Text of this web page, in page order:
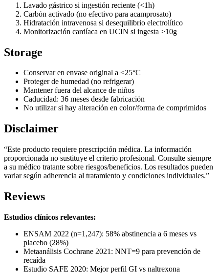
Lavado gástrico si ingestión reciente (<1h)
Carbón activado (no efectivo para acamprosato)
Hidratación intravenosa si desequilibrio electrolítico
Monitorización cardíaca en UCIN si ingesta >10g
Storage
Conservar en envase original a <25°C
Proteger de humedad (no refrigerar)
Mantener fuera del alcance de niños
Caducidad: 36 meses desde fabricación
No utilizar si hay alteración en color/forma de comprimidos
Disclaimer
“Este producto requiere prescripción médica. La información
proporcionada no sustituye el criterio profesional. Consulte siempre
a su médico tratante sobre riesgos/beneficios. Los resultados pueden
variar según adherencia al tratamiento y condiciones individuales.”
Reviews
Estudios clínicos relevantes:
ENSAM 2022 (n=1,247): 58% abstinencia a 6 meses vs
placebo (28%)
Metaanálisis Cochrane 2021: NNT=9 para prevención de
recaída
Estudio SAFE 2020: Mejor perfil GI vs naltrexona